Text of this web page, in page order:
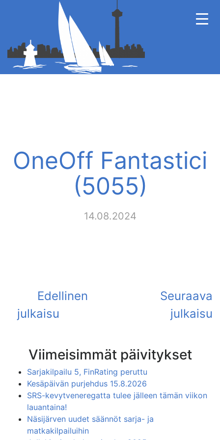
OneOff Fantastici
(5055)
14.08.2024
Viimeisimmät päivitykset
Sarjakilpailu 5, FinRating peruttu
Kesäpäivän purjehdus 15.8.2026
SRS-kevytveneregatta tulee jälleen tämän viikon
lauantaina!
Näsijärven uudet säännöt sarja- ja
matkakilpailuihin